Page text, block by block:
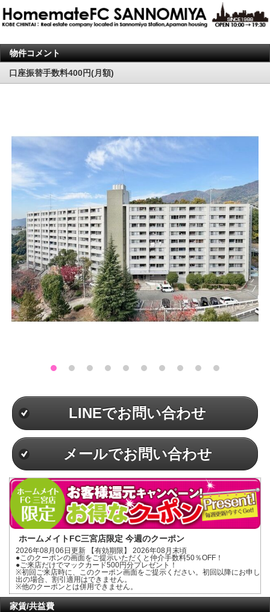
物件コメント
口座振替手数料400円(月額)
LINEでお問い合わせ
メールでお問い合わせ
ホームメイトFC三宮店限定 今週のクーポン
2026年08月06日更新 【有効期限】 2026年08月末頃
●このクーポンの画面をご提示いただくと仲介手数料50％OFF！
●ご来店だけでマックカード500円分プレゼント！
※初回ご来店時に、このクーポン画面をご提示ください。初回以降にお申し
出の場合、割引適用はできません。
※他のクーポンとは併用できません。
家賃/共益費